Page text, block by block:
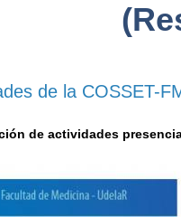
de la COSSET-
de actividades